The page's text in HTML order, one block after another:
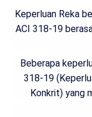
Keperluan Reka
ACI 318-19
Beberapa
318-19
Konkrit) yang